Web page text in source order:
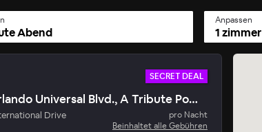
Abend
Anpassen
1 zimmer
SECRET DEAL
Hotel Landy Orlando Universal Blvd., A Tribute Portfolio Hotel
Drive
pro Nacht
Beinhaltet alle Gebühren
Deal
• 15 Minuten für deine Buchung